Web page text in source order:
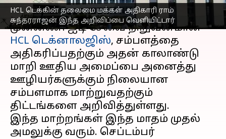
HCL டெக்கின் தலைமை மக்கள் அதிகாரி ராம்
சுந்தரராஜன் இந்த அறிவிப்பை வெளியிட்டார்
செய்தி முன்னோட்டம்
முன்னணி ஐடி சேவை நிறுவனமான
HCL டெக்னாலஜிஸ், சம்பளத்தை
அதிகரிப்பதற்கும் அதன் காலாண்டு
மாறி ஊதிய அமைப்பை அனைத்து
ஊழியர்களுக்கும் நிலையான
சம்பளமாக மாற்றுவதற்கும்
திட்டங்களை அறிவித்துள்ளது.
இந்த மாற்றங்கள் இந்த மாதம் முதல்
அமலுக்கு வரும். செப்டம்பர்